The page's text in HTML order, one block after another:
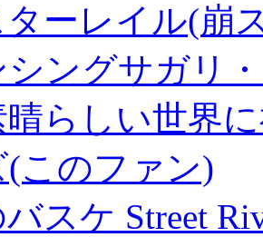
ターレイル(崩
シングサガリ
晴らしい世界
(このファン)
スケ Street